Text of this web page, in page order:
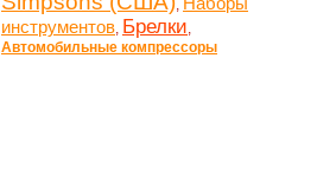
,
инструментов, Брелки,
Автомобильные компрессоры